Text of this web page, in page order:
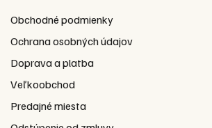
Obchodné podmienky
Ochrana osobných údajov
Doprava a platba
Veľkoobchod
Predajné miesta